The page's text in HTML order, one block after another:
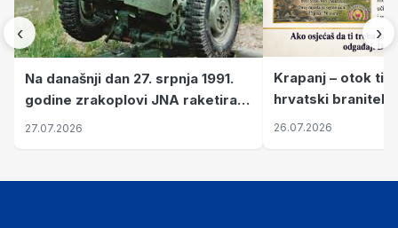
‹
Na današnji dan 27. srpnja 1991.
godine zrakoplovi JNA raketirali
su vojarnu i obučni centar "Nikola
27.07.2026
Krapanj – otok
hrvatski branitelji
pronalaze mir
26.07.2026
›